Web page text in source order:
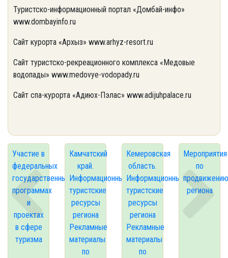
Туристско-информационный портал «Домбай-инфо»
www.dombayinfo.ru
Сайт курорта «Архыз» www.arhyz-resort.ru
Сайт туристско-рекреационного комплекса «Медовые
водопады» www.medovye-vodopady.ru
Сайт спа-курорта «Адиюх-Пэлас» www.adijuhpalace.ru
Участие в
федеральных
государственных
программах
и
проектах
в сфере
туризма
Камчатский
край.
Информационные
туристские
ресурсы
региона
Рекламные
материалы
по
Кемеровская
область.
Информационные
туристские
ресурсы
региона
Рекламные
материалы
по
Мероприятия
по
продвижению
региона